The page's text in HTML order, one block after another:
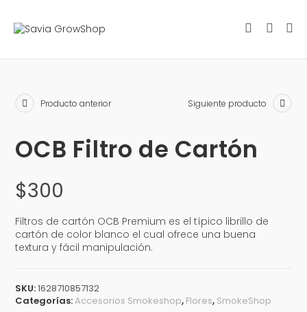
contenido
Producto anterior Siguiente producto
OCB Filtro de Cartón
$300
Filtros de cartón OCB Premium es el típico librillo de
cartón de color blanco el cual ofrece una buena
textura y fácil manipulación.
SKU:1628710857132
Categorías:Accesorios Smokeshop, Flores, SmokeShop